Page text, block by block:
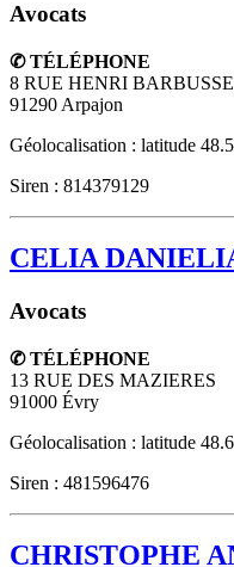
Avocats
✆ TÉLÉPHONE
8 RUE HENRI BARBUSSE
91290 Arpajon
Géolocalisation : latitude
Siren : 814379129
CELIA
Avocats
✆ TÉLÉPHONE
13 RUE DES MAZIERES
91000 Évry
Géolocalisation : latitude
Siren : 481596476
CHRISTOPHE